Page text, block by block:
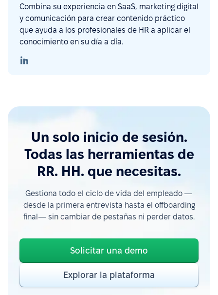
Combina su experiencia en SaaS, marketing digital
y comunicación para crear contenido práctico
que ayuda a los profesionales de HR a aplicar el
conocimiento en su día a día.
Un solo inicio de sesión.
Todas las herramientas de
RR. HH. que necesitas.
Gestiona todo el ciclo de vida del empleado —
desde la primera entrevista hasta el offboarding
final— sin cambiar de pestañas ni perder datos.
Solicitar una demo
Explorar la plataforma